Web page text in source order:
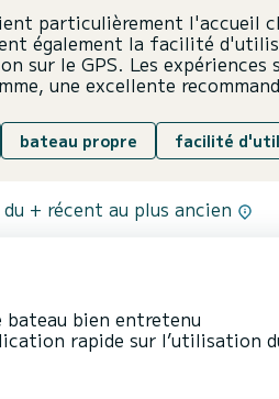
particulièrement l'accueil
également la facilité
sur le GPS. Les
une excellente
bateau propre facilité
+ récent au plus ancien
bateau bien entretenu
rapide sur l’utilisation